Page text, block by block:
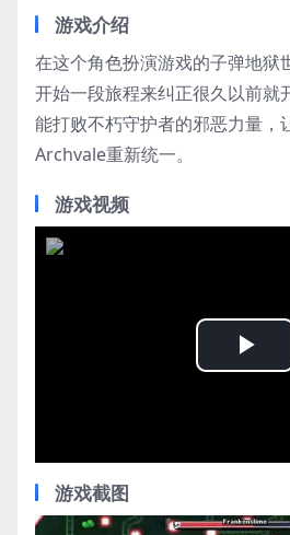
游戏介绍
在这个角色扮演游戏的子弹地狱
开始一段旅程来纠正很久以前就
能打败不朽守护者的邪恶力量，
Archvale重新统一。
游戏视频
游戏截图